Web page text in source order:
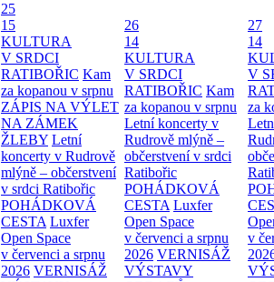
25
15
KULTURA
V SRDCI
RATIBOŘIC Kam
za kopanou v srpnu
ZÁPIS NA VÝLET
NA ZÁMEK
ŽLEBY Letní
koncerty v Rudrově
mlýně – občerstvení
v srdci Ratibořic
POHÁDKOVÁ
CESTA Luxfer
Open Space
v červenci a srpnu
2026 VERNISÁŽ
26
14
KULTURA
V SRDCI
RATIBOŘIC Kam
za kopanou v srpnu
Letní koncerty v
Rudrově mlýně –
občerstvení v srdci
Ratibořic
POHÁDKOVÁ
CESTA Luxfer
Open Space
v červenci a srpnu
2026 VERNISÁŽ
VÝSTAVY
27
14
V
za
v